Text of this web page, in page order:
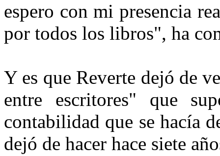
espero con mi presencia
por todos los libros", ha
Y es que Reverte dejó de
entre escritores" que
contabilidad que se hacía
dejó de hacer hace siete